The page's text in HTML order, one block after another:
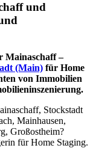
und
Mainaschaff –
(Main) für Home
von Immobilien
Stockstadt
Mainhausen,
Großostheim?
für Home Staging.